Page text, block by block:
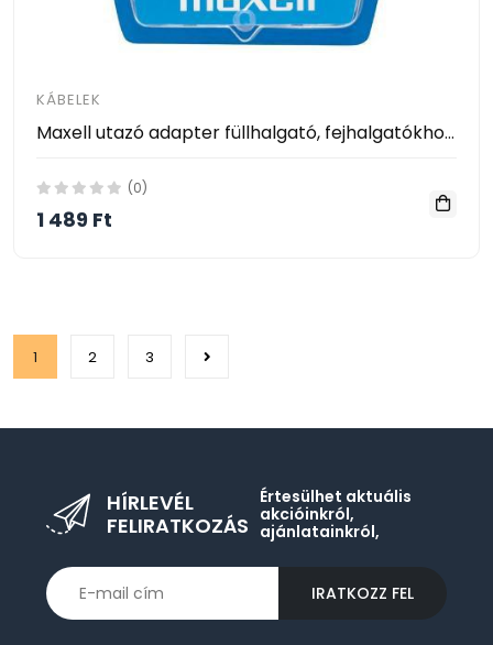
KÁBELEK
Maxell utazó adapter füllhalgató, fejhalgatókhoz(headphone adapter kit)
(0)
1 489 Ft
1 2 3
HÍRLEVÉL
FELIRATKOZÁS
Értesülhet aktuális
akcióinkról,
ajánlatainkról,
IRATKOZZ FEL